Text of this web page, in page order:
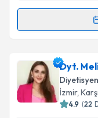
Kişisel
Randevu
Dyt. Sude Yay
Size bu
Dyt.
Diyetisyen
İzmir,
4.9 (22